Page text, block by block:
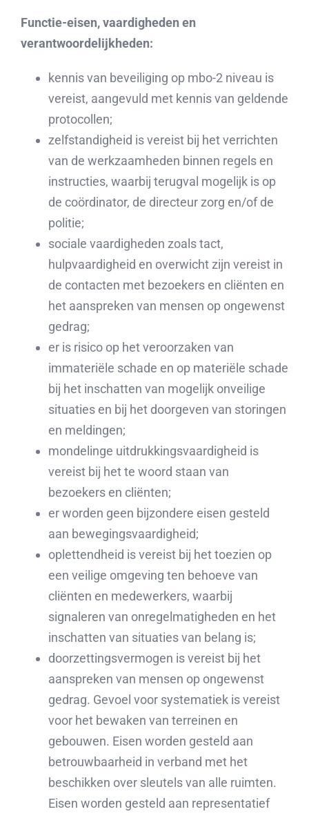
Functie-eisen, vaardigheden en
verantwoordelijkheden:
kennis van beveiliging op mbo-2 niveau is
vereist, aangevuld met kennis van geldende
protocollen;
zelfstandigheid is vereist bij het verrichten
van de werkzaamheden binnen regels en
instructies, waarbij terugval mogelijk is op
de coördinator, de directeur zorg en/of de
politie;
sociale vaardigheden zoals tact,
hulpvaardigheid en overwicht zijn vereist in
de contacten met bezoekers en cliënten en
het aanspreken van mensen op ongewenst
gedrag;
er is risico op het veroorzaken van
immateriële schade en op materiële schade
bij het inschatten van mogelijk onveilige
situaties en bij het doorgeven van storingen
en meldingen;
mondelinge uitdrukkingsvaardigheid is
vereist bij het te woord staan van
bezoekers en cliënten;
er worden geen bijzondere eisen gesteld
aan bewegingsvaardigheid;
oplettendheid is vereist bij het toezien op
een veilige omgeving ten behoeve van
cliënten en medewerkers, waarbij
signaleren van onregelmatigheden en het
inschatten van situaties van belang is;
doorzettingsvermogen is vereist bij het
aanspreken van mensen op ongewenst
gedrag. Gevoel voor systematiek is vereist
voor het bewaken van terreinen en
gebouwen. Eisen worden gesteld aan
betrouwbaarheid in verband met het
beschikken over sleutels van alle ruimten.
Eisen worden gesteld aan representatief